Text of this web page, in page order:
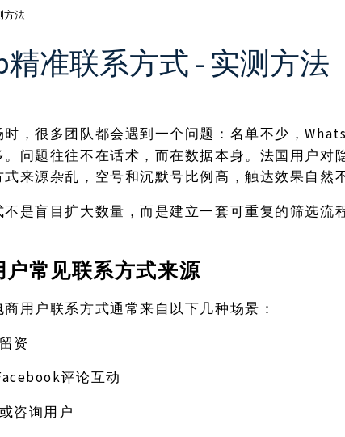
方法
准联系方式 - 实测方法
时，很多团队都会遇到一个问题：名单不少，
问题往往不在话术，而在数据本身。法国用户对
来源杂乱，空号和沉默号比例高，触达效果自然
是盲目扩大数量，而是建立一套可重复的筛选流
户常见联系方式来源
用户联系方式通常来自以下几种场景：
资
评论互动
咨询用户